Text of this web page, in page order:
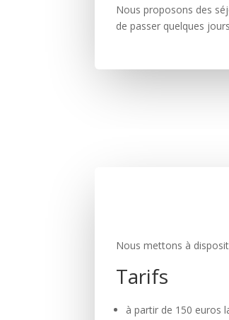
Nous proposons des
de passer quelques
Nous mettons à
Tarifs
à partir de 150 euros